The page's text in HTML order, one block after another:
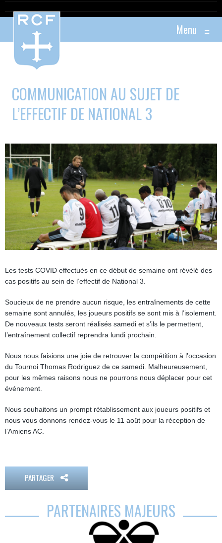
Menu ≡
COMMUNICATION AU SUJET DE
L’EFFECTIF DE NATIONAL 3
Les tests COVID effectués en ce début de semaine ont révélé des
cas positifs au sein de l’effectif de National 3.
Soucieux de ne prendre aucun risque, les entraînements de cette
semaine sont annulés, les joueurs positifs se sont mis à l’isolement.
De nouveaux tests seront réalisés samedi et s’ils le permettent,
l’entraînement collectif reprendra lundi prochain.
Nous nous faisions une joie de retrouver la compétition à l’occasion
du Tournoi Thomas Rodriguez de ce samedi. Malheureusement,
pour les mêmes raisons nous ne pourrons nous déplacer pour cet
événement.
Nous souhaitons un prompt rétablissement aux joueurs positifs et
nous vous donnons rendez-vous le 11 août pour la réception de
l’Amiens AC.
PARTAGER
PARTENAIRES MAJEURS